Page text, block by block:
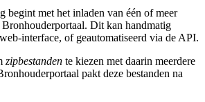
begint met het inladen van één of meer
Dit kan handmatig
interface, of geautomatiseerd via de API.
zipbestanden te kiezen met daarin meerdere
pakt deze bestanden na